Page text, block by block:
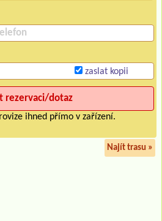
zaslat kopii
ihned přímo v zařízení.
Najít trasu »